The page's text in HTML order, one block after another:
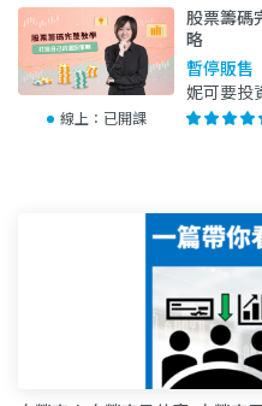
線上： 已開課
股票籌碼
略
暫停販售
妮可要投